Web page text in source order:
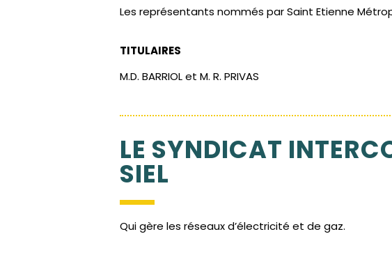
Les représentants nommés par Saint Etienne
TITULAIRES
M.D. BARRIOL et M. R. PRIVAS
LE SYNDICAT
SIEL
Qui gère les réseaux d’électricité et de gaz.